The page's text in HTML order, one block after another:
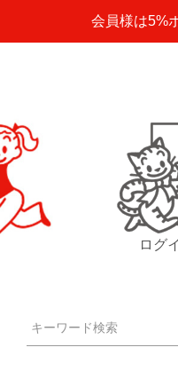
会員様は5%
ログ